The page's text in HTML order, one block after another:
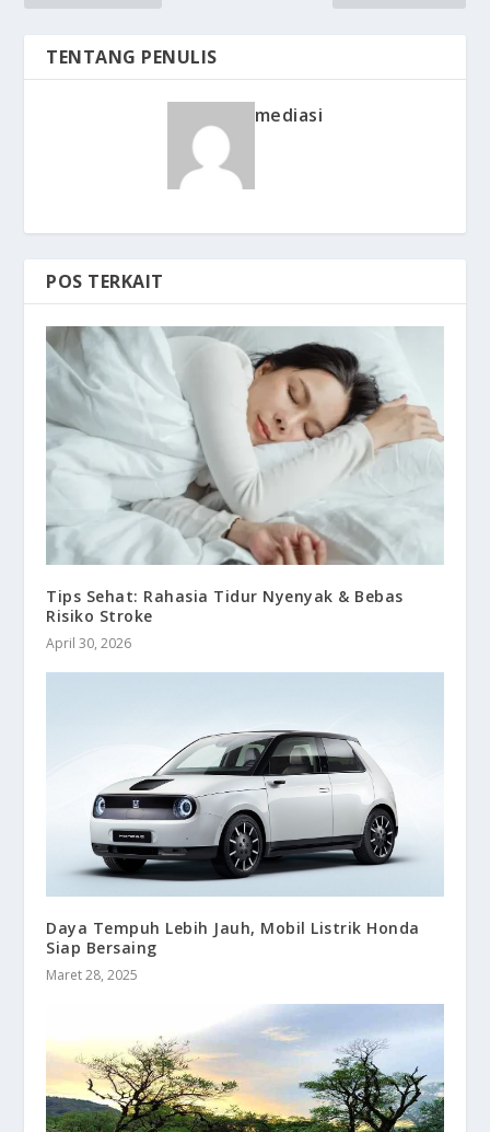
TENTANG PENULIS
mediasi
POS TERKAIT
Tips Sehat: Rahasia Tidur Nyenyak & Bebas
Risiko Stroke
April 30, 2026
Daya Tempuh Lebih Jauh, Mobil Listrik Honda
Siap Bersaing
Maret 28, 2025